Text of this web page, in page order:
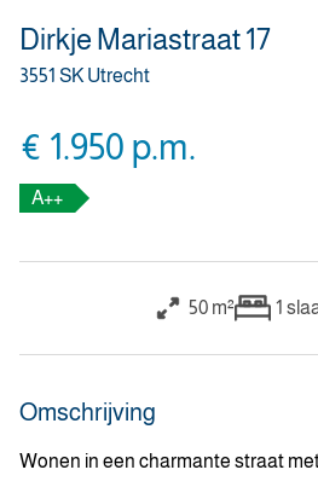
Dirkje Mariastraat 17
3551 SK Utrecht
€ 1.950 p.m.
A++
50 m² 1
Omschrijving
Wonen in een charmante straat